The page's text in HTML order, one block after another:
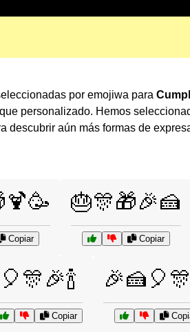
por emojiwa para
personalizado. Hemos
descubrir aún más formas de
Copiar
🎂🎊🎁🎉🍰
Copiar
🎈🎊🎉🍾
Copiar